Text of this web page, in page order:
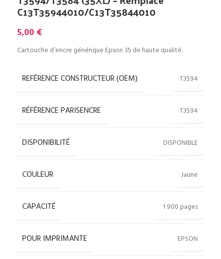
C13T35944010/C13T35844010
5,00 €
Cartouche d’encre générique Epson 35 de haute qualité.
REFÉRENCE CONSTRUCTEUR (OEM) T3594
RÉFÉRENCE PARISENCRE T3594
DISPONIBILITÉ DISPONIBLE
COULEUR Jaune
CAPACITÉ 1 900 pages
POUR IMPRIMANTE EPSON